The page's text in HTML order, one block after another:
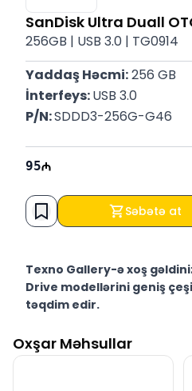
SanDisk Ultra Duall
256GB | USB 3.0 | TG0914
Yaddaş Həcmi: 256 GB
İnterfeys: USB 3.0
P/N: SDDD3-256G-G46
95
Səbətə at
Texno Gallery-ə xoş
Drive modellərini geniş
təqdim edir.
2011-ci ildən etibarən
kompüter elektronikası
Mağazamız ilə üzbəüzdə
Oxşar Məhsullar